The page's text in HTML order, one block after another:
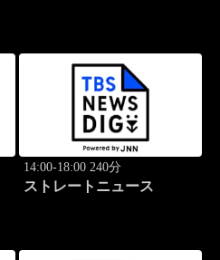
14:00-18:00 240分
ストレートニュース